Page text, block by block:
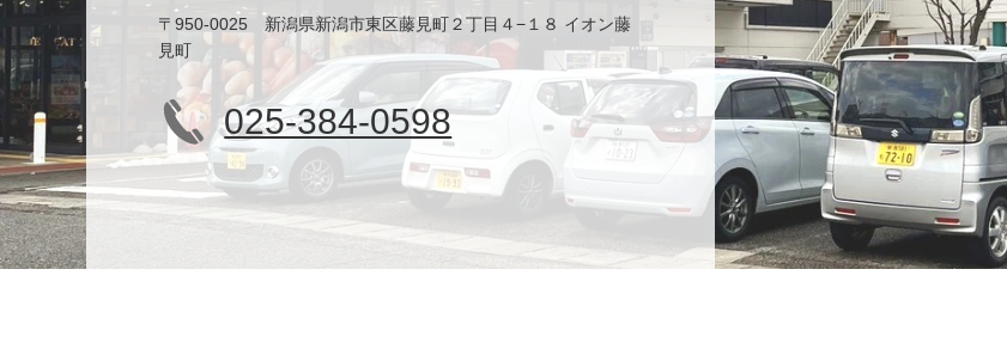
〒950-0025 新潟県新潟市東区藤見町２丁目４−１８ イオン藤
見町
025-384-0598